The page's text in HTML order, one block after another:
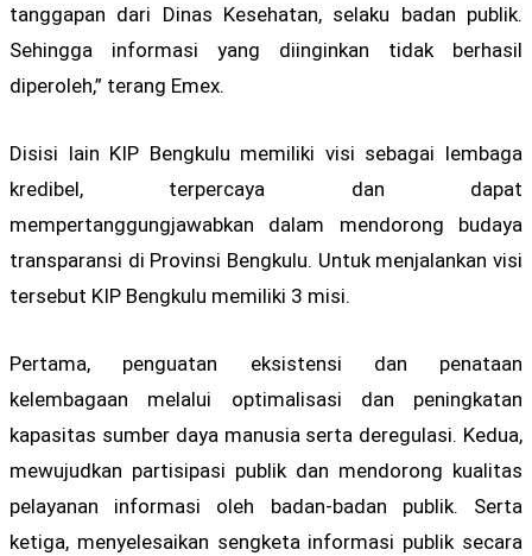
tanggapan dari Dinas Kesehatan, selaku badan publik.
Sehingga informasi yang diinginkan tidak berhasil
diperoleh,” terang Emex.
Disisi lain KIP Bengkulu memiliki visi sebagai lembaga
kredibel, terpercaya dan dapat
mempertanggungjawabkan dalam mendorong budaya
transparansi di Provinsi Bengkulu. Untuk menjalankan visi
tersebut KIP Bengkulu memiliki 3 misi.
Pertama, penguatan eksistensi dan penataan
kelembagaan melalui optimalisasi dan peningkatan
kapasitas sumber daya manusia serta deregulasi. Kedua,
mewujudkan partisipasi publik dan mendorong kualitas
pelayanan informasi oleh badan-badan publik. Serta
ketiga, menyelesaikan sengketa informasi publik secara